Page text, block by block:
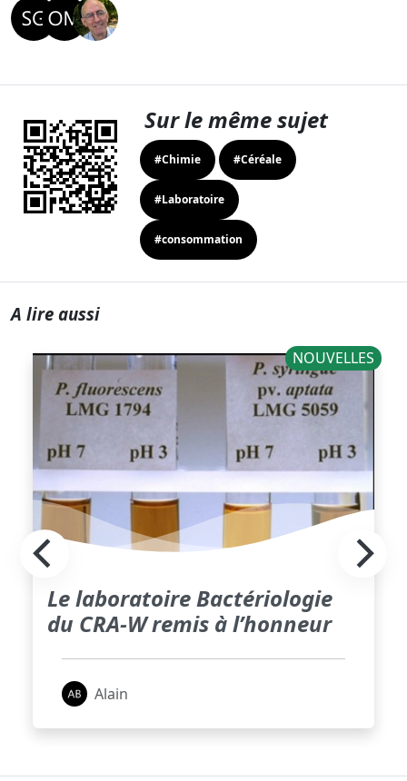
Sur le même sujet
#Chimie #Céréale
#Laboratoire
#consommation
A lire aussi
NOUVELLES
Le laboratoire Bactériologie
du CRA-W remis à l’honneur
Alain